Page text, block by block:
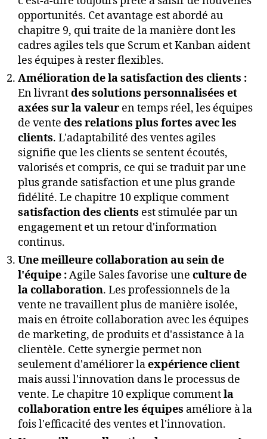
opportunités. Cet avantage est abordé au
chapitre 9, qui traite de la manière dont les
cadres agiles tels que Scrum et Kanban aident
les équipes à rester flexibles.
Amélioration de la satisfaction des clients :
En livrantdes solutions personnalisées et
axées sur la valeur en temps réel, les équipes
de vente des relations plus fortes avec les
clients. L'adaptabilité des ventes agiles
signifie que les clients se sentent écoutés,
valorisés et compris, ce qui se traduit par une
plus grande satisfaction et une plus grande
fidélité. Le chapitre 10 explique comment
satisfaction des clients est stimulée par un
engagement et un retour d'information
continus.
Une meilleure collaboration au sein de
l'équipe :Agile Sales favorise une culture de
la collaboration. Les professionnels de la
vente ne travaillent plus de manière isolée,
mais en étroite collaboration avec les équipes
de marketing, de produits et d'assistance à la
clientèle. Cette synergie permet non
seulement d'améliorer laexpérience client
mais aussi l'innovation dans le processus de
vente. Le chapitre 10 explique commentla
collaboration entre les équipes améliore à la
fois l'efficacité des ventes et l'innovation.